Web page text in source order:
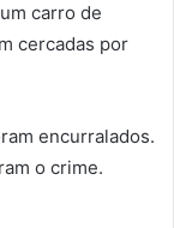
carro de
cercadas por
encurralados.
o crime.